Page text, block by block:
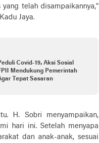
telah disampaikannya,"
Jaya.
Covid-19, Aksi Sosial
Mendukung Pemerintah
Tepat Sasaran
H. Sobri menyampaikan,
hari ini. Setelah menyapa
dan anak-anak, sesuai